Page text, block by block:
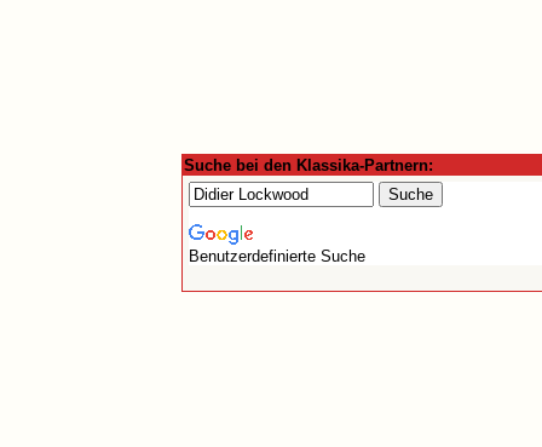
Suche bei den Klassika-Partnern:
Benutzerdefinierte Suche